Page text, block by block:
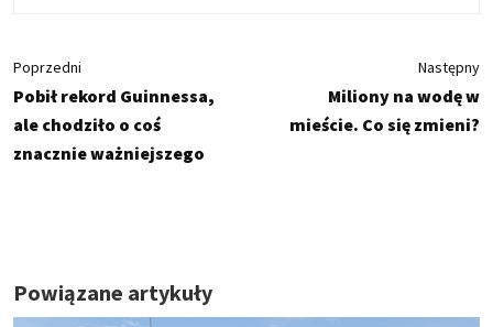
Poprzedni
Pobił rekord Guinnessa,
ale chodziło o coś
znacznie ważniejszego
Następny
Miliony na wodę w
mieście. Co się zmieni?
Powiązane artykuły